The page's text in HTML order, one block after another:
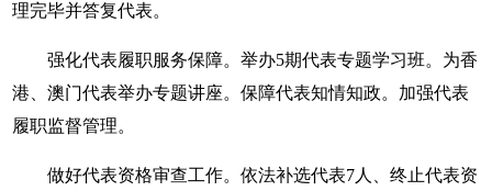
理完毕并答复代表。
强化代表履职服务保障。举办5期代表专题学习班。为香
港、澳门代表举办专题讲座。保障代表知情知政。加强代表
履职监督管理。
做好代表资格审查工作。依法补选代表7人、终止代表资